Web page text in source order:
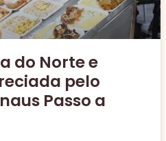
do Norte e
pelo
Passo a